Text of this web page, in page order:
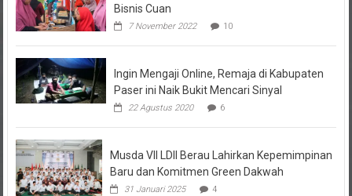
7 November 2022
Paser ini Naik Bukit Mencari Sinyal
22 Agustus 2020 6
Baru dan Komitmen Green Dakwah
31 Januari 2025 4